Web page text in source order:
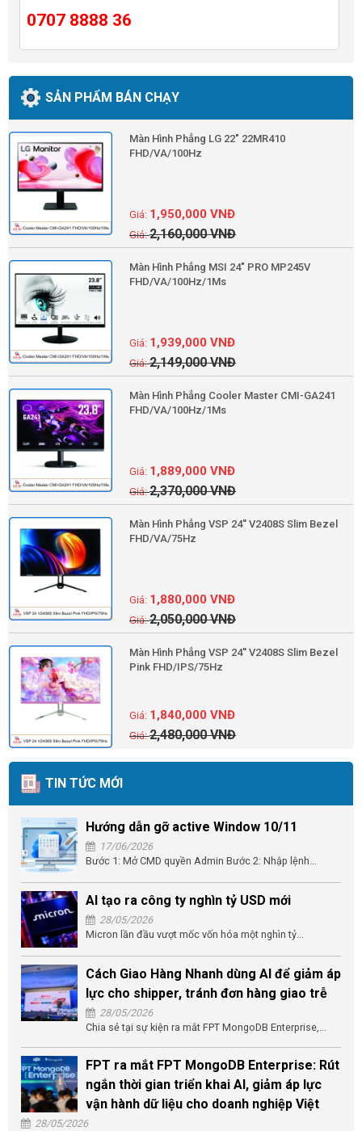
0707 8888 36
SẢN PHẨM BÁN CHẠY
Màn Hình Phẳng LG 22" 22MR410
FHD/VA/100Hz
2,160,000VNĐ
1,950,000VNĐ
Màn Hình Phẳng MSI 24" PRO MP245V
FHD/VA/100Hz/1Ms
2,149,000VNĐ
1,939,000VNĐ
Màn Hình Phẳng Cooler Master CMI-GA241
FHD/VA/100Hz/1Ms
2,370,000VNĐ
1,889,000VNĐ
Màn Hình Phẳng VSP 24'' V2408S Slim Bezel
FHD/VA/75Hz
2,050,000VNĐ
1,880,000VNĐ
Màn Hình Phẳng VSP 24'' V2408S Slim Bezel
Pink FHD/IPS/75Hz
2,480,000VNĐ
1,840,000VNĐ
TIN TỨC MỚI
Hướng dẫn gỡ active Window 10/11
17/06/2026
Bước 1: Mở CMD quyền Admin Bước 2: Nhập lệnh...
AI tạo ra công ty nghìn tỷ USD mới
28/05/2026
Micron lần đầu vượt mốc vốn hóa một nghìn tỷ...
Cách Giao Hàng Nhanh dùng AI để giảm áp
lực cho shipper, tránh đơn hàng giao trễ
28/05/2026
Chia sẻ tại sự kiện ra mắt FPT MongoDB Enterprise,...
FPT ra mắt FPT MongoDB Enterprise: Rút
ngắn thời gian triển khai AI, giảm áp lực
vận hành dữ liệu cho doanh nghiệp Việt
28/05/2026